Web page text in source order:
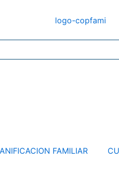
FAMILIAR